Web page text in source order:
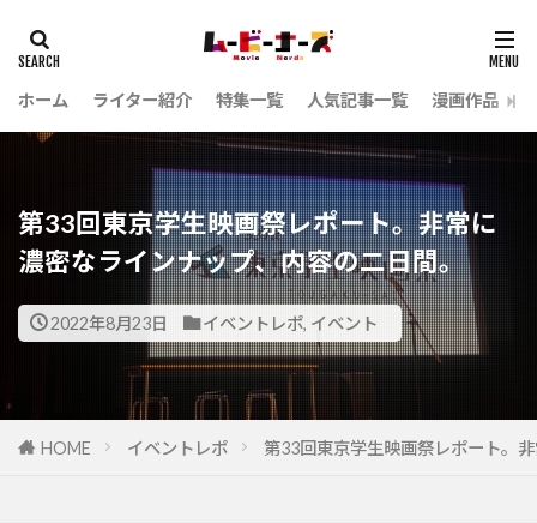
ホーム ライター紹介 特集一覧 人気記事一覧 漫画作品
第33回東京学生映画祭レポート。非常に
濃密なラインナップ、内容の二日間。
2022年8月23日 イベントレポ, イベント
HOME イベントレポ 第33回東京学生映画祭レポート。